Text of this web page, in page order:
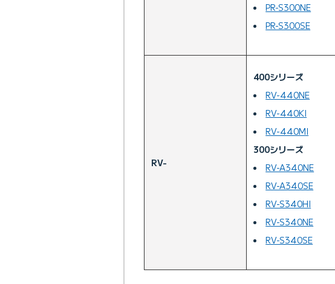
PR-S300NE
PR-S300SE
RV-
400シリーズ
RV-440NE
RV-440KI
RV-440MI
300シリーズ
RV-A340NE
RV-A340SE
RV-S340HI
RV-S340NE
RV-S340SE